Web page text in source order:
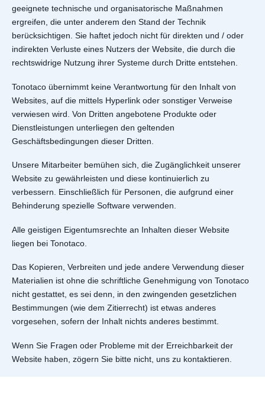
geeignete technische und organisatorische Maßnahmen
ergreifen, die unter anderem den Stand der Technik
berücksichtigen. Sie haftet jedoch nicht für direkten und / oder
indirekten Verluste eines Nutzers der Website, die durch die
rechtswidrige Nutzung ihrer Systeme durch Dritte entstehen.
Tonotaco übernimmt keine Verantwortung für den Inhalt von
Websites, auf die mittels Hyperlink oder sonstiger Verweise
verwiesen wird. Von Dritten angebotene Produkte oder
Dienstleistungen unterliegen den geltenden
Geschäftsbedingungen dieser Dritten.
Unsere Mitarbeiter bemühen sich, die Zugänglichkeit unserer
Website zu gewährleisten und diese kontinuierlich zu
verbessern. Einschließlich für Personen, die aufgrund einer
Behinderung spezielle Software verwenden.
Alle geistigen Eigentumsrechte an Inhalten dieser Website
liegen bei Tonotaco.
Das Kopieren, Verbreiten und jede andere Verwendung dieser
Materialien ist ohne die schriftliche Genehmigung von Tonotaco
nicht gestattet, es sei denn, in den zwingenden gesetzlichen
Bestimmungen (wie dem Zitierrecht) ist etwas anderes
vorgesehen, sofern der Inhalt nichts anderes bestimmt.
Wenn Sie Fragen oder Probleme mit der Erreichbarkeit der
Website haben, zögern Sie bitte nicht, uns zu kontaktieren.